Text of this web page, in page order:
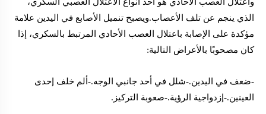
واعتلال العصب الأحادي هو أحد أنواع الاعتلال العصبي السكري،
الذي ينجم عن تلف الأعصاب.ويصبح تنميل الأصابع في اليدين علامة
مؤكدة على الإصابة باعتلال العصب الأحادي المرتبط بالسكري، إذا
كان مصحوبًا بالأعراض التالية:
-ضعف في اليدين.-شلل في أحد جانبي الوجه.-ألم خلف إحدى
العينين.-إزدواجية الرؤية.-صعوبة التركيز.